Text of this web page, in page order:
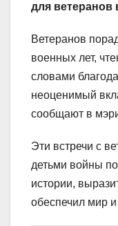
для ветеранов
Ветеранов
военных лет,
словами
неоценимый
сообщают в
Эти встречи с
детьми войны
истории,
обеспечил мир